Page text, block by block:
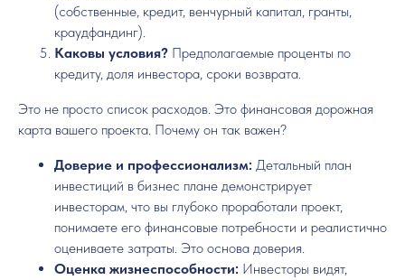
(собственные, кредит, венчурный капитал, гранты,
краудфандинг).
Каковы условия? Предполагаемые проценты по
кредиту, доля инвестора, сроки возврата.
Это не просто список расходов. Это финансовая дорожная
карта вашего проекта. Почему он так важен?
Доверие и профессионализм: Детальный план
инвестиций в бизнес плане демонстрирует
инвесторам, что вы глубоко проработали проект,
понимаете его финансовые потребности и реалистично
оцениваете затраты. Это основа доверия.
Оценка жизнеспособности: Инвесторы видят,